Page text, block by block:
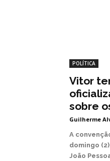
POLÍTICA
Vitor
sobre
Guilherme
A
domingo
João